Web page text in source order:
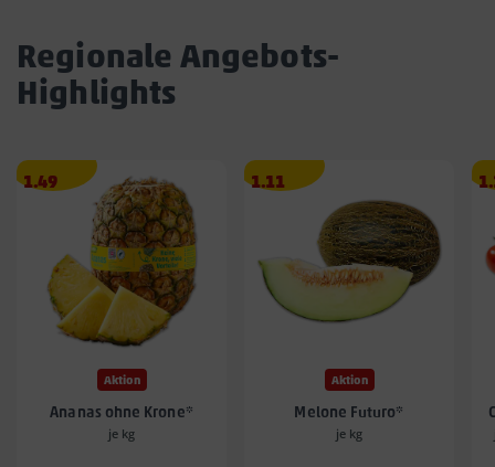
Regionale Angebots-
Highlights
Angebotspreis
1.49
1.49
Aktion
Ananas ohne Krone*
je kg
Angebotspreis
1.11
1.11
Aktion
Melone Futuro*
je kg